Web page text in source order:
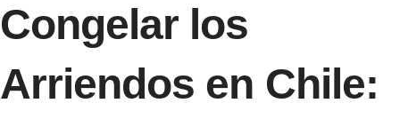
Congelar los
Arriendos en Chile: